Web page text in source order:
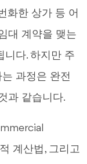
화한 상가 등 어
대 계약을 맺는
니다. 하지만 주
과정은 완전
과 같습니다.
계산법, 그리고